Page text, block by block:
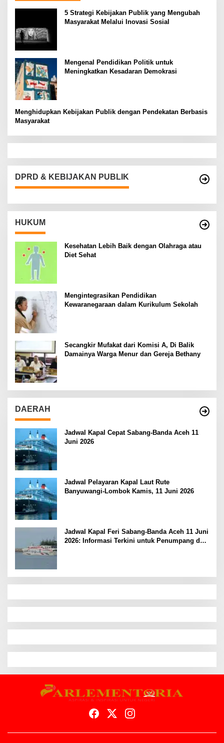
5 Strategi Kebijakan Publik yang Mengubah
Masyarakat Melalui Inovasi Sosial
Mengenal Pendidikan Politik untuk
Meningkatkan Kesadaran Demokrasi
Menghidupkan Kebijakan Publik dengan Pendekatan Berbasis
Masyarakat
DPRD & KEBIJAKAN PUBLIK
HUKUM
Kesehatan Lebih Baik dengan Olahraga atau
Diet Sehat
Mengintegrasikan Pendidikan
Kewaranegaraan dalam Kurikulum Sekolah
Secangkir Mufakat dari Komisi A, Di Balik
Damainya Warga Menur dan Gereja Bethany
DAERAH
Jadwal Kapal Cepat Sabang-Banda Aceh 11
Juni 2026
Jadwal Pelayaran Kapal Laut Rute
Banyuwangi-Lombok Kamis, 11 Juni 2026
Jadwal Kapal Feri Sabang-Banda Aceh 11 Juni
2026: Informasi Terkini untuk Penumpang dan